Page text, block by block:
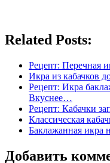
Related Posts:
Рецепт: Перечная
Икра из кабачков
Рецепт: Икра
Вкуснее…
Рецепт: Кабачки
Классическая
Баклажанная икра
Добавить